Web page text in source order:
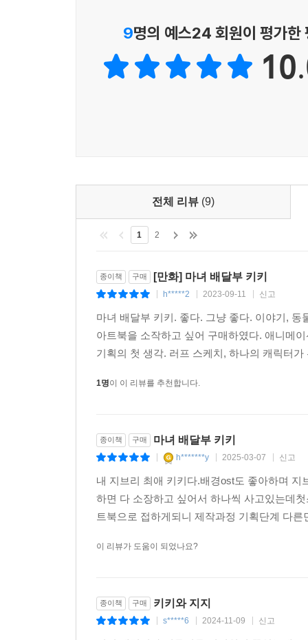
9명의 예스24 회원이 평가한
전체 리뷰 (9)
1 2
종이책 구매 [만화] 마녀 배달부 키키
h*****2 2023-09-11 신고
마녀 배달부 키키. 좋다. 그냥 좋다. 이야기,
아트북을 소작하고 싶어 구매하였다. 애니메
기획의 첫 생각. 러프 스케치, 하나의 캐릭터
1명이 이 리뷰를 추천합니다.
종이책 구매 마녀 배달부 키키
h*******y 2025-03-07 신고
내 지브리 최애 키키다.배경ost도 좋아하며
하면 다 소장하고 싶어서 하나씩 사고있는데
트북으로 접하게되니 제작과정 기획단계 다
이 리뷰가 도움이 되었나요?
종이책 구매 키키와 지지
s*****6 2024-11-09 신고